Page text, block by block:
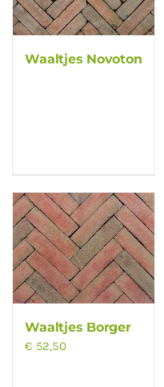
Waaltjes Novoton
Waaltjes Borger
€ 52,50